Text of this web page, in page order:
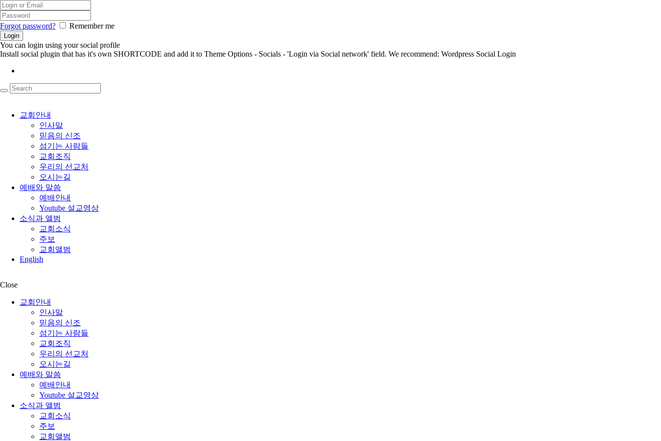
Forgot password? Remember me
You can login using your social profile
Install social plugin that has it's own SHORTCODE and add it to Theme Options - Socials - 'Login via Social network' field. We recommend: Wordpress Social Login
교회안내
인사말
믿음의 신조
섬기는 사람들
교회조직
우리의 선교처
오시는길
예배와 말씀
예배안내
Youtube 설교영상
소식과 앨범
교회소식
주보
교회앨범
English
Close
교회안내
인사말
믿음의 신조
섬기는 사람들
교회조직
우리의 선교처
오시는길
예배와 말씀
예배안내
Youtube 설교영상
소식과 앨범
교회소식
주보
교회앨범